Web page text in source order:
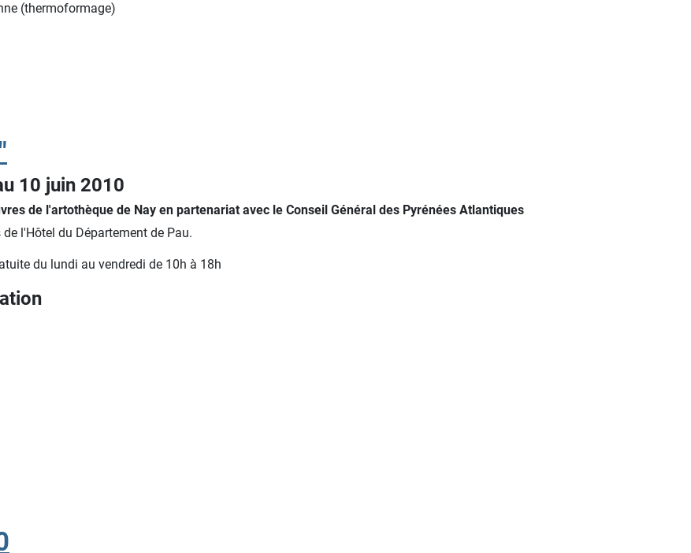
(thermoformage)
10 juin 2010
de l'artothèque de Nay en partenariat avec le Conseil Général des Pyrénées Atlantiques
l'Hôtel du Département de Pau.
du lundi au vendredi de 10h à 18h